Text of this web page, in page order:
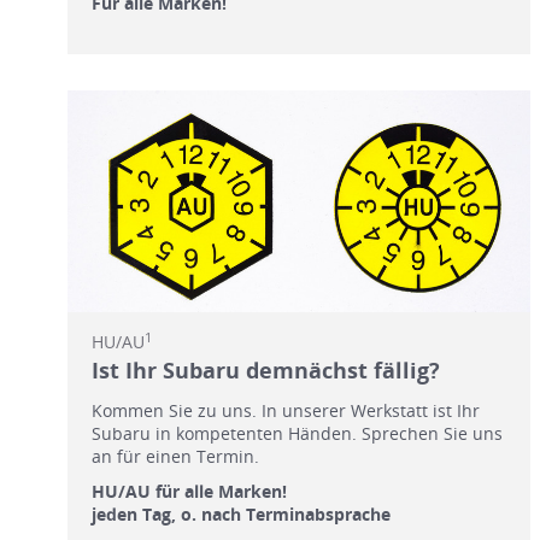
HU/AU1
Ist Ihr Subaru demnächst fällig?
Kommen Sie zu uns. In unserer Werkstatt ist Ihr
Subaru in kompetenten Händen. Sprechen Sie uns
an für einen Termin.
HU/AU für alle Marken!
jeden Tag, o. nach Terminabsprache